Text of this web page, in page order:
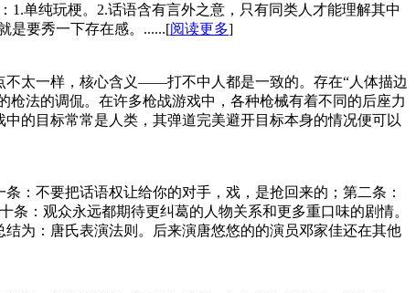
单纯玩梗。2.话语含有言外之意，只有同类人才能理解其中
是要秀一下存在感。......[阅读更多]
不太一样，核心含义——打不中人都是一致的。存在“人体描边
法的调侃。在许多枪战游戏中，各种枪械有着不同的后座力
的目标常常是人类，其弹道完美避开目标本身的情况便可以
：不要把话语权让给你的对手，戏，是抢回来的；第二条：
：观众永远都期待更纠葛的人物关系和更多重口味的剧情。
为：唐氏表演法则。后来演唐悠悠的的演员邓家佳还在其他